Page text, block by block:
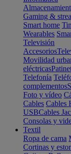
Gaming &
Smart home
Wearables
Televisión
Accesorios
Movilidad
eléctricas
Telefonía
complementos
Foto y vídeo
Cables Cables
USBCables
Consolas y
Textil
Ropa de cama
Cortinas y